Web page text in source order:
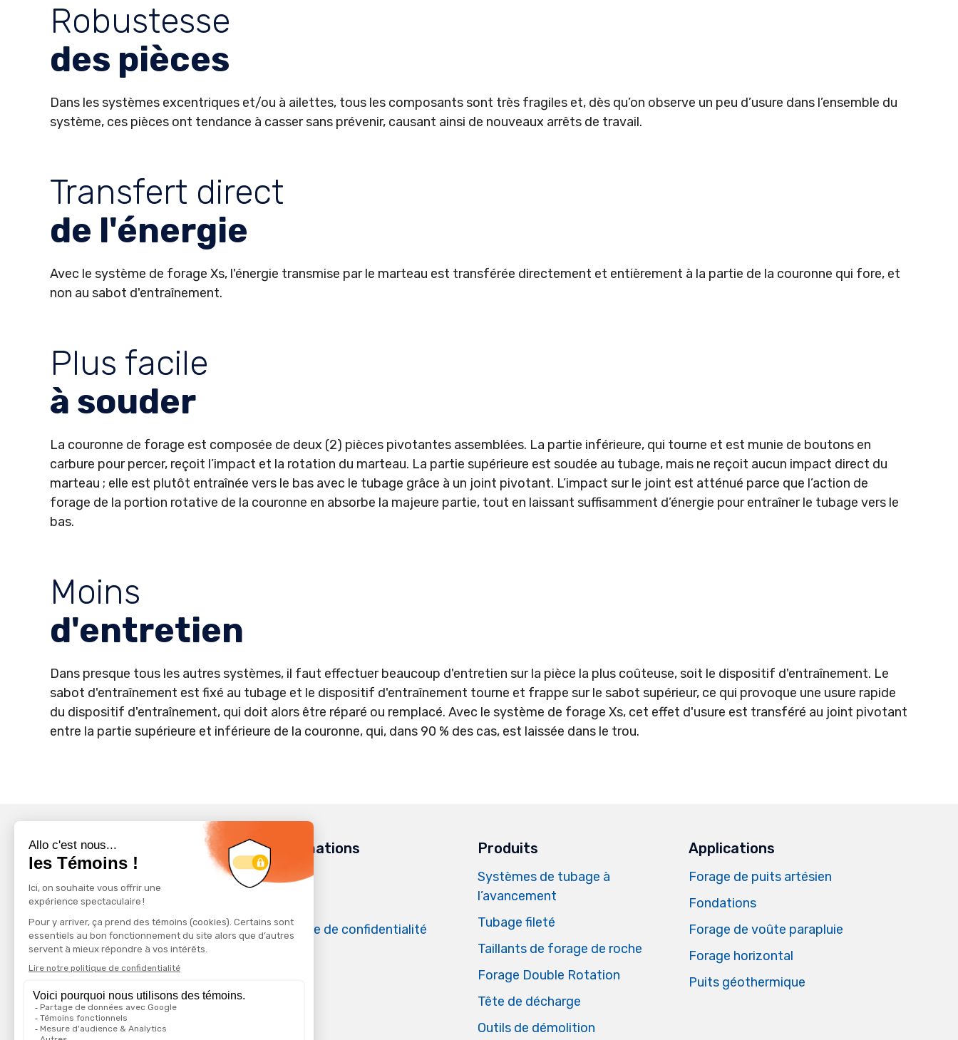
Robustesse
des pièces
Dans les systèmes excentriques et/ou à ailettes, tous les composants sont très fragiles et, dès qu’on observe un peu d’usure dans l’ensemble du
système, ces pièces ont tendance à casser sans prévenir, causant ainsi de nouveaux arrêts de travail.
Transfert direct
de l'énergie
Avec le système de forage Xs, l'énergie transmise par le marteau est transférée directement et entièrement à la partie de la couronne qui fore, et
non au sabot d'entraînement.
Plus facile
à souder
La couronne de forage est composée de deux (2) pièces pivotantes assemblées. La partie inférieure, qui tourne et est munie de boutons en
carbure pour percer, reçoit l’impact et la rotation du marteau. La partie supérieure est soudée au tubage, mais ne reçoit aucun impact direct du
marteau ; elle est plutôt entraînée vers le bas avec le tubage grâce à un joint pivotant. L’impact sur le joint est atténué parce que l’action de
forage de la portion rotative de la couronne en absorbe la majeure partie, tout en laissant suffisamment d’énergie pour entraîner le tubage vers le
bas.
Moins
d'entretien
Dans presque tous les autres systèmes, il faut effectuer beaucoup d'entretien sur la pièce la plus coûteuse, soit le dispositif d'entraînement. Le
sabot d'entraînement est fixé au tubage et le dispositif d'entraînement tourne et frappe sur le sabot supérieur, ce qui provoque une usure rapide
du dispositif d'entraînement, qui doit alors être réparé ou remplacé. Avec le système de forage Xs, cet effet d'usure est transféré au joint pivotant
entre la partie supérieure et inférieure de la couronne, qui, dans 90 % des cas, est laissée dans le trou.
Informations
Carrière
Politique de confidentialité
Produits
Systèmes de tubage à
l’avancement
Tubage fileté
Taillants de forage de roche
Forage Double Rotation
Tête de décharge
Outils de démolition
Applications
Forage de puits artésien
Fondations
Forage de voûte parapluie
Forage horizontal
Puits géothermique